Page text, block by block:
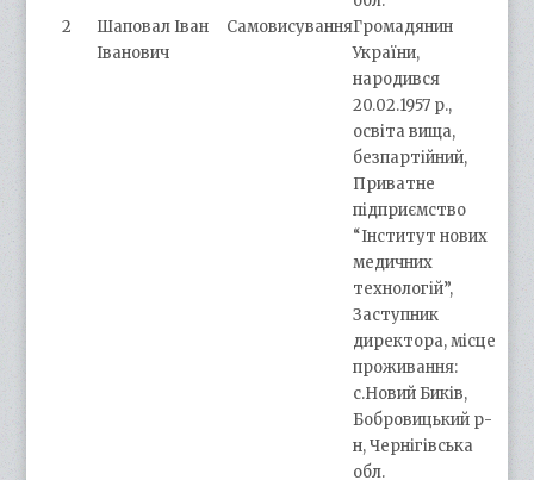
2
Шаповал Іван
Іванович
СамовисуванняГромадянин
України,
народився
20.02.1957 р.,
освіта вища,
безпартійний,
Приватне
підприємство
“Інститут нових
медичних
технологій”,
Заступник
директора, місце
проживання:
с.Новий Биків,
Бобровицький р-
н, Чернігівська
обл.